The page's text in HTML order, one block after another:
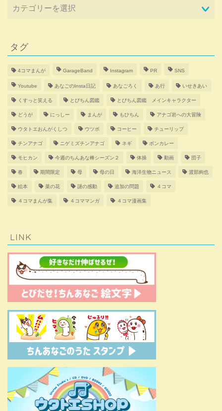
タグ
4コマまんが GarageBand Instagram PR SNS
Youtube あなごのInsta日記 あなごろく あ行 いせきあい
くすっと笑える とびちん図鑑 とびちん図鑑 メインキャラクター
どうが にっしー まんが もひちん アナゴ岩への大冒険
ウタトエおんがくしつ ウツボ コーヒー チューリップ
チンアナゴ ニゲミズチンアナゴ ネギ ボンカレー
モヒカン 今週のちんあな棒シーズン２ 体操 動画 団子
春 期間限定 母 母の日 海洋生物ニュース 渡部絢也
絵本 菜の花 謎の感動 追加の問題 ４コマ
４コマまんが集 ４コママンガ ４コマ漫画集
LINK